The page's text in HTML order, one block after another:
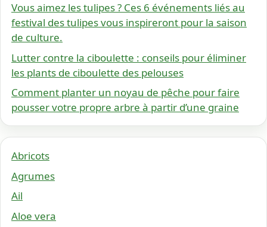
Vous aimez les tulipes ? Ces 6 événements liés au
festival des tulipes vous inspireront pour la saison
de culture.
Lutter contre la ciboulette : conseils pour éliminer
les plants de ciboulette des pelouses
Comment planter un noyau de pêche pour faire
pousser votre propre arbre à partir d’une graine
Abricots
Agrumes
Ail
Aloe vera